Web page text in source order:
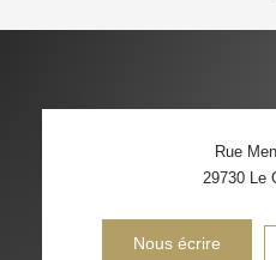
Rue
29730 Le
Nous écrire